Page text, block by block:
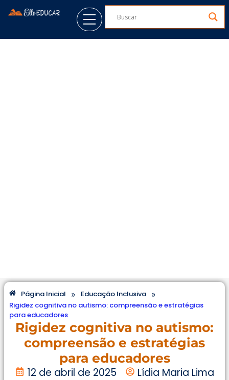
Página Inicial » Educação Inclusiva »
Rigidez cognitiva no autismo: compreensão e estratégias
para educadores
Rigidez cognitiva no autismo:
compreensão e estratégias
para educadores
12 de abril de 2025 Lídia Maria Lima